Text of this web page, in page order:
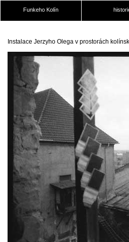
Funkeho Kolín
Instalace Jerzyho Olega v prostorách